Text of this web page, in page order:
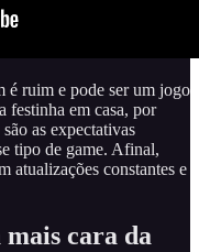
é ruim e pode ser um jogo
festinha em casa, por
as expectativas
tipo de game. Afinal,
atualizações constantes e
cara da